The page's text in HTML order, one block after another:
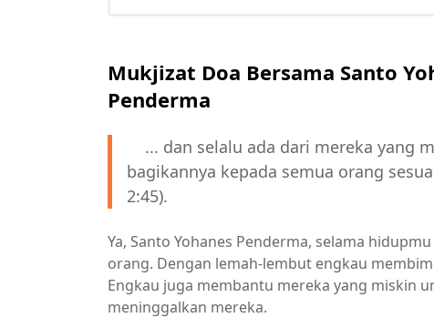
Mukjizat Doa Bersama Santo
Penderma
... dan selalu ada dari mereka yang
bagikannya kepada semua orang
2:45).
Ya, Santo Yohanes Penderma, selama
orang. Dengan lemah-lembut engkau
Engkau juga membantu mereka yang miskin
meninggalkan mereka.